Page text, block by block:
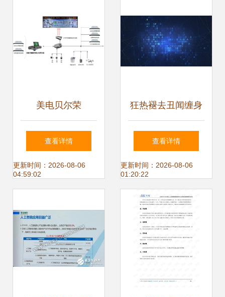
900亿元
美电贝尔荣
登“2024广州人工
智能创新发展榜
行业应用系统集成
服务
查看详情
更新时间：2026-08-06
04:59:02
狂热褪去丑闻缠身
外媒称2018年对人
工智能是“算总
账”的一年
查看详情
更新时间：2026-08-06
01:20:22